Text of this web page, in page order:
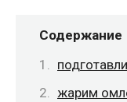
Содержание
жарим